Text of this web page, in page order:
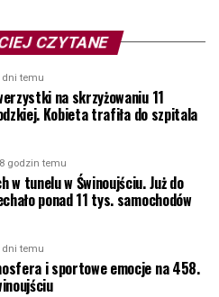
CZYTANE
dni temu
na skrzyżowaniu 11
Kobieta trafiła do szpitala
godzin temu
w tunelu w Świnoujściu. Już do
ponad 11 tys. samochodów
dni temu
i sportowe emocje na 458.